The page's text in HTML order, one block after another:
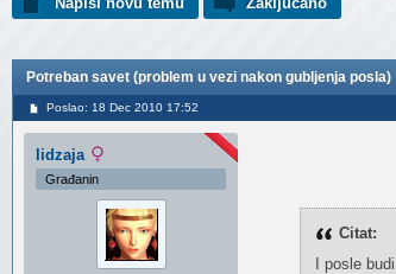
Potreban savet (problem u vezi nakon gubljenja posla)
Poslao: 18 Dec 2010 17:52
lidzaja
Građanin
Citat:
I posle